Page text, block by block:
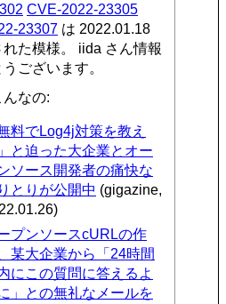
CVE-2022-23305
23307 は 2022.01.18
れた模様。 iida さん情報
ございます。
なの:
無料でLog4j対策を教え
と迫った大企業とオー
ソース開発者の痛快な
とりが公開中 (gigazine,
プンソースcURLの作
某大企業から「24時間
にこの質問に答えるよ
」との無礼なメールを